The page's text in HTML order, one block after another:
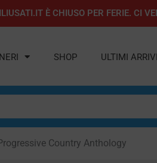
È CHIUSO PER FERIE. CI
SHOP ULTIMI ARRIVI
Country Anthology